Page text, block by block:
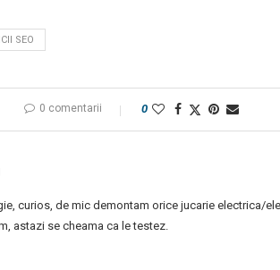
SEO
0 comentarii 0
curios, de mic demontam orice jucarie electrica/
astazi se cheama ca le testez.